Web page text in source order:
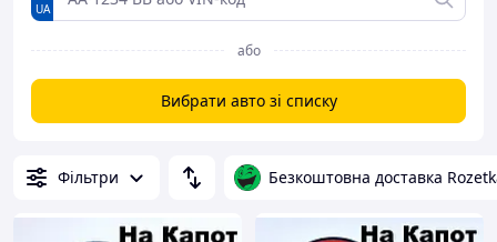
UA
або
Вибрати авто зі списку
Фільтри Безкоштовна доставка